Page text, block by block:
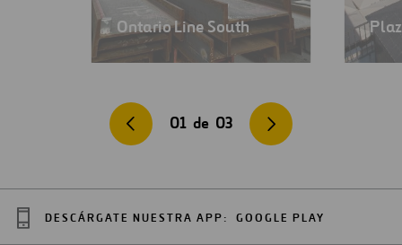
Ontario Line South
01 de 03
DESCÁRGATE NUESTRA APP: GOOGLE PLAY